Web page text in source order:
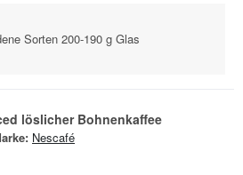
Sorten 200-190 g Glas
löslicher Bohnenkaffee
Nescafé